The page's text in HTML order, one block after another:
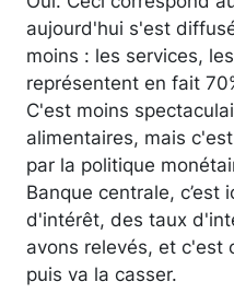
aujourd'hui s'est
moins : les services,
représentent en fait
C'est moins
alimentaires, mais
par la politique
Banque centrale,
d'intérêt, des taux
avons relevés, et c'est
puis va la casser.